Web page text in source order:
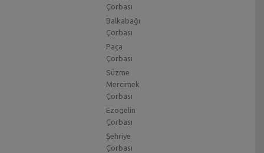
Çorbası
Balkabağı
Çorbası
Paça
Çorbası
Süzme
Mercimek
Çorbası
Ezogelin
Çorbası
Şehriye
Çorbası